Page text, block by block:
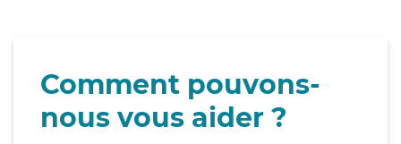
Comment pouvons-
nous vous aider ?